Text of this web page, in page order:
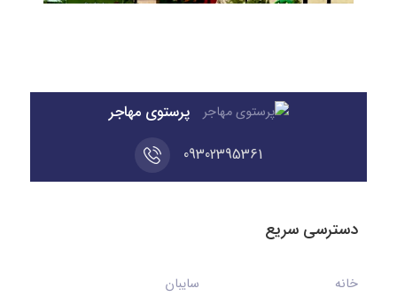
پرستوی مهاجر
09302395361
دسترسی سریع
خانه
سایبان